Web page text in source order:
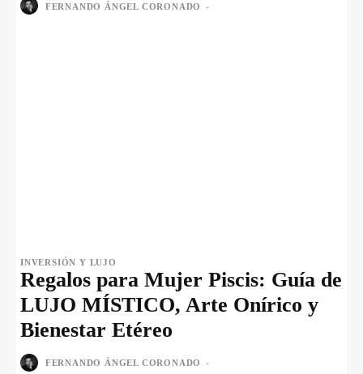
FERNANDO ÁNGEL CORONADO -
INVERSIÓN Y LUJO
Regalos para Mujer Piscis: Guía de
LUJO MÍSTICO, Arte Onírico y
Bienestar Etéreo
FERNANDO ÁNGEL CORONADO -